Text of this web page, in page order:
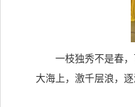
一枝独秀不是春，百
大海上，激千层浪，逐